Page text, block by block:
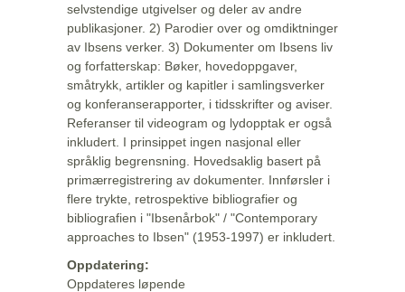
selvstendige utgivelser og deler av andre
publikasjoner. 2) Parodier over og omdiktninger
av Ibsens verker. 3) Dokumenter om Ibsens liv
og forfatterskap: Bøker, hovedoppgaver,
småtrykk, artikler og kapitler i samlingsverker
og konferanserapporter, i tidsskrifter og aviser.
Referanser til videogram og lydopptak er også
inkludert. I prinsippet ingen nasjonal eller
språklig begrensning. Hovedsaklig basert på
primærregistrering av dokumenter. Innførsler i
flere trykte, retrospektive bibliografier og
bibliografien i "Ibsenårbok" / "Contemporary
approaches to Ibsen" (1953-1997) er inkludert.
Oppdatering:
Oppdateres løpende